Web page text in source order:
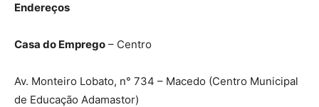
Endereços
Casa do Emprego – Centro
Av. Monteiro Lobato, n° 734 – Macedo (Centro Municipal
de Educação Adamastor)